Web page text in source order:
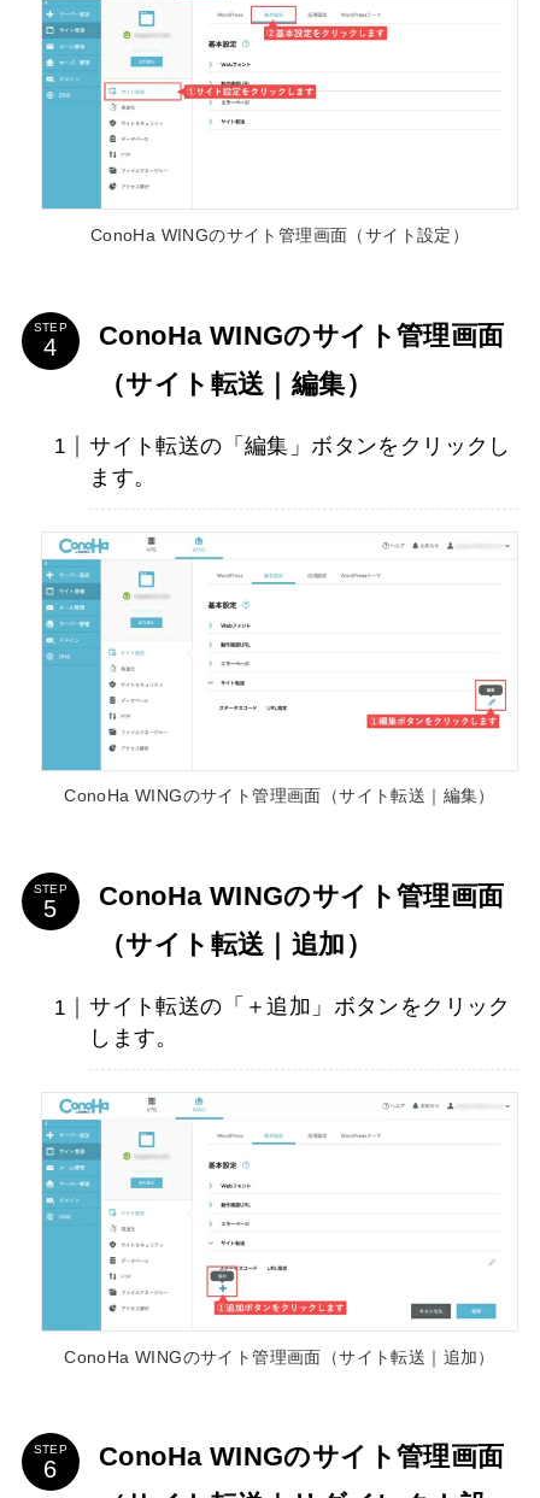
ConoHa WINGのサイト管理画面（サイト設定）
STEP
ConoHa WINGのサイト管理画面
（サイト転送｜編集）
サイト転送の「編集」ボタンをクリックし
ます。
ConoHa WINGのサイト管理画面（サイト転送｜編集）
STEP
ConoHa WINGのサイト管理画面
（サイト転送｜追加）
サイト転送の「＋追加」ボタンをクリック
します。
ConoHa WINGのサイト管理画面（サイト転送｜追加）
STEP
ConoHa WINGのサイト管理画面